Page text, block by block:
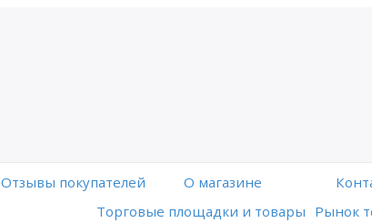
Отзывы покупателей O магазине
Торговые площадки и товары Рынок